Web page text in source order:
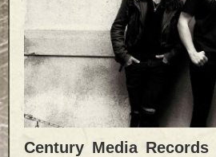
Century Media Records